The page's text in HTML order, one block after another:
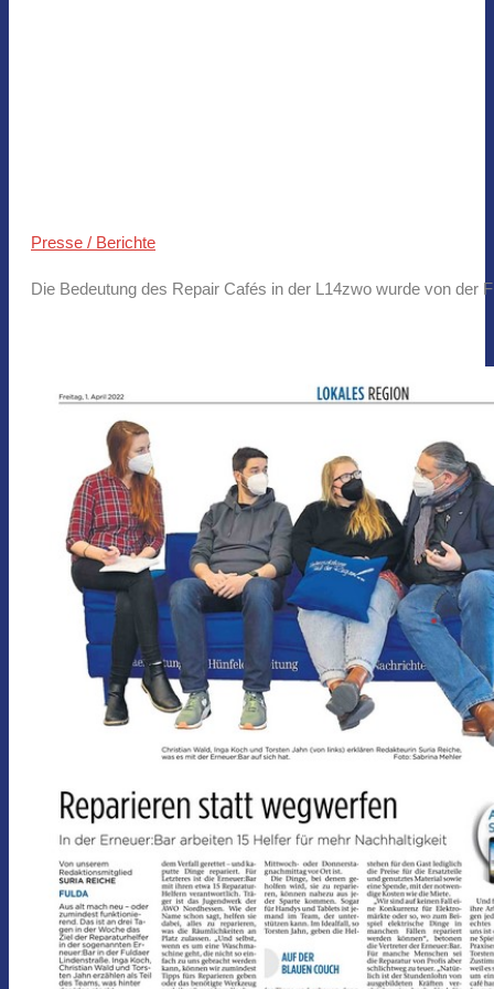
Presse / Berichte
Die Bedeutung des Repair Cafés in der L14zwo wurde von der